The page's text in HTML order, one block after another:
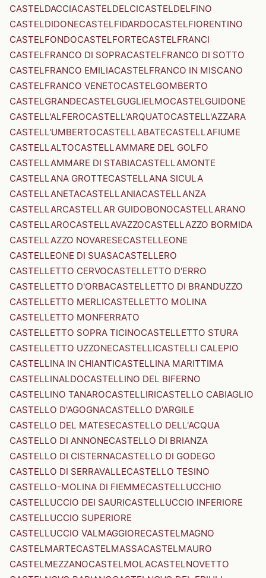
CASTELDACCIACASTELDELCICASTELDELFINO
CASTELDIDONECASTELFIDARDOCASTELFIORENTINO
CASTELFONDOCASTELFORTECASTELFRANCI
CASTELFRANCO DI SOPRACASTELFRANCO DI SOTTO
CASTELFRANCO EMILIACASTELFRANCO IN MISCANO
CASTELFRANCO VENETOCASTELGOMBERTO
CASTELGRANDECASTELGUGLIELMOCASTELGUIDONE
CASTELL'ALFEROCASTELL'ARQUATOCASTELL'AZZARA
CASTELL'UMBERTOCASTELLABATECASTELLAFIUME
CASTELLALTOCASTELLAMMARE DEL GOLFO
CASTELLAMMARE DI STABIACASTELLAMONTE
CASTELLANA GROTTECASTELLANA SICULA
CASTELLANETACASTELLANIACASTELLANZA
CASTELLARCASTELLAR GUIDOBONOCASTELLARANO
CASTELLAROCASTELLAVAZZOCASTELLAZZO BORMIDA
CASTELLAZZO NOVARESECASTELLEONE
CASTELLEONE DI SUASACASTELLERO
CASTELLETTO CERVOCASTELLETTO D'ERRO
CASTELLETTO D'ORBACASTELLETTO DI BRANDUZZO
CASTELLETTO MERLICASTELLETTO MOLINA
CASTELLETTO MONFERRATO
CASTELLETTO SOPRA TICINOCASTELLETTO STURA
CASTELLETTO UZZONECASTELLICASTELLI CALEPIO
CASTELLINA IN CHIANTICASTELLINA MARITTIMA
CASTELLINALDOCASTELLINO DEL BIFERNO
CASTELLINO TANAROCASTELLIRICASTELLO CABIAGLIO
CASTELLO D'AGOGNACASTELLO D'ARGILE
CASTELLO DEL MATESECASTELLO DELL'ACQUA
CASTELLO DI ANNONECASTELLO DI BRIANZA
CASTELLO DI CISTERNACASTELLO DI GODEGO
CASTELLO DI SERRAVALLECASTELLO TESINO
CASTELLO-MOLINA DI FIEMMECASTELLUCCHIO
CASTELLUCCIO DEI SAURICASTELLUCCIO INFERIORE
CASTELLUCCIO SUPERIORE
CASTELLUCCIO VALMAGGIORECASTELMAGNO
CASTELMARTECASTELMASSACASTELMAURO
CASTELMEZZANOCASTELMOLACASTELNOVETTO